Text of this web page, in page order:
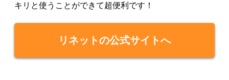
キリと使うことができて超便利です！
リネットの公式サイトへ